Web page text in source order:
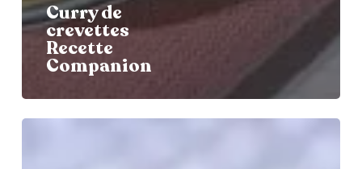
Curry de
crevettes
Recette
Companion